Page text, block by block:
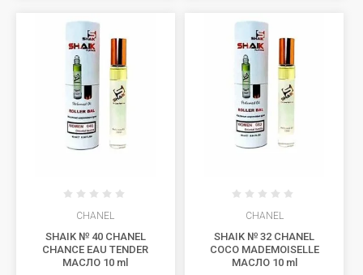
CHANEL
SHAIK № 40 CHANEL
CHANCE EAU TENDER
МАСЛО 10 ml
CHANEL
SHAIK № 32 CHANEL
COCO MADEMOISELLE
МАСЛО 10 ml